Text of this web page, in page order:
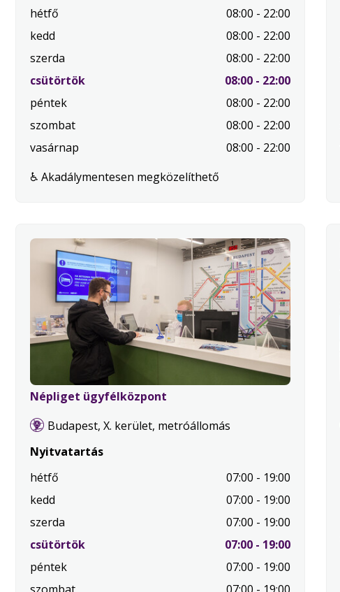
hétfő
08:00 - 22:00
kedd
08:00 - 22:00
szerda
08:00 - 22:00
csütörtök.
08:00 - 22:00
péntek
08:00 - 22:00
szombat
08:00 - 22:00
vasárnap
08:00 - 22:00
♿ Akadálymentesen megközelíthető
Népliget ügyfélközpont
Budapest, X. kerület, metróállomás
Nyitvatartás
hétfő
07:00 - 19:00
kedd
07:00 - 19:00
szerda
07:00 - 19:00
csütörtök.
07:00 - 19:00
péntek
07:00 - 19:00